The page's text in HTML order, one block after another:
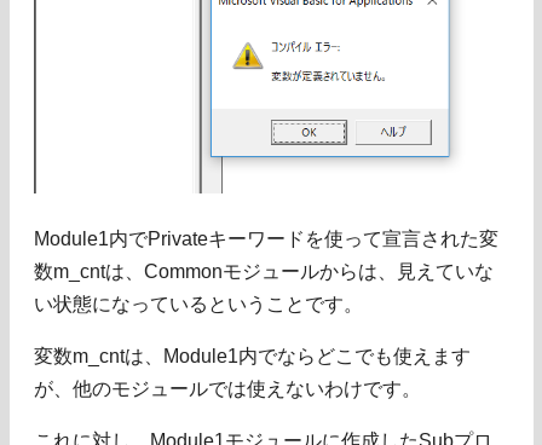
Module1内でPrivateキーワードを使って宣言された変
数m_cntは、Commonモジュールからは、見えていな
い状態になっているということです。
変数m_cntは、Module1内でならどこでも使えます
が、他のモジュールでは使えないわけです。
これに対し、Module1モジュールに作成したSubプロ